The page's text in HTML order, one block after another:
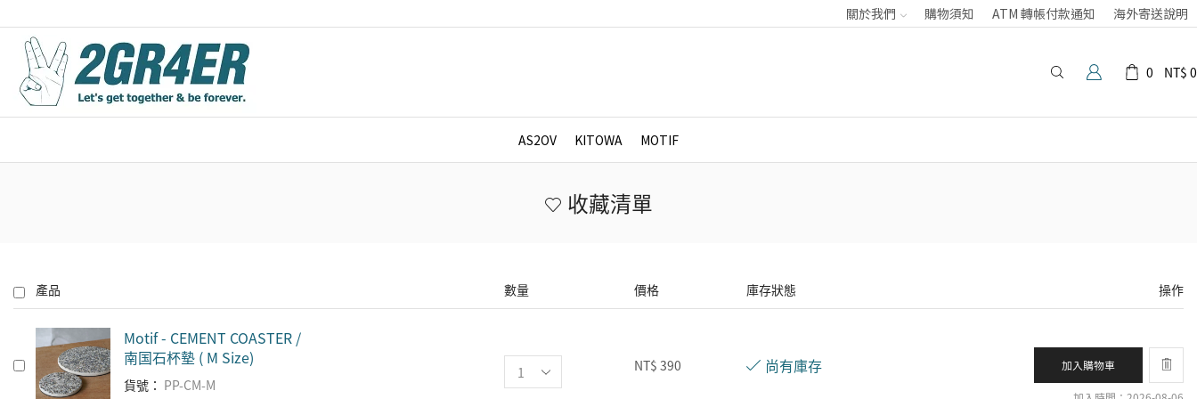
關於我們 購物須知 ATM 轉帳付款通知 海外寄送說明
0 NT$ 0
AS2OV KITOWA MOTIF
收藏清單
產品 數量 價格 庫存狀態 操作
Motif - CEMENT COASTER /
南国石杯墊 ( M Size)
貨號： PP-CM-M
NT$ 390 尚有庫存 加入購物車